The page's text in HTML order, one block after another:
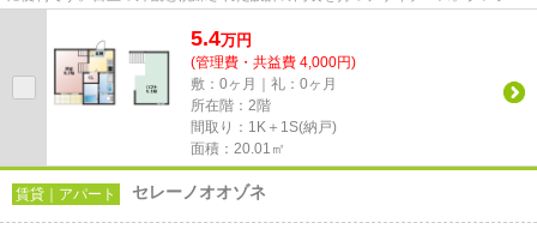
5.4万円
(管理費・共益費 4,000円)
敷：0ヶ月｜礼：0ヶ月
所在階：2階
間取り：1K＋1S(納戸)
面積：20.01㎡
賃貸｜アパート セレーノオオゾネ